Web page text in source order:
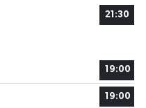
21:30
19:00
19:00